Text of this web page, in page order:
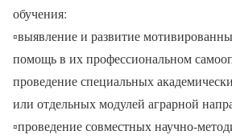
обучения:
▫выявление и развитие
помощь в их профессиональном
проведение специальных
или отдельных модулей аграрной
▫проведение совместных научно-